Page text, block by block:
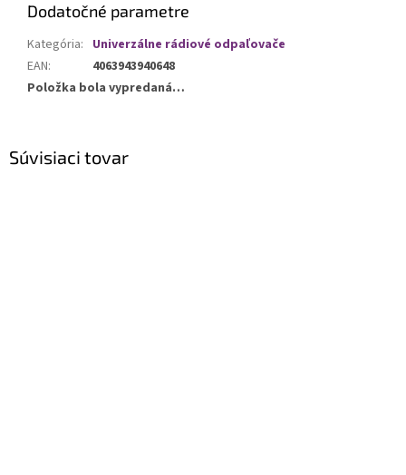
Súvisiaci tovar
Dodatočné parametre
Kategória: Univerzálne rádiové odpaľovače
EAN:
4063943940648
Položka bola vypredaná…